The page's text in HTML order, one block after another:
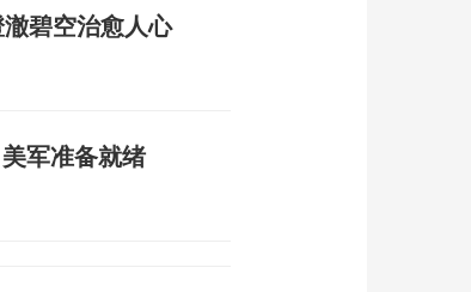
碧空治愈人心
军准备就绪